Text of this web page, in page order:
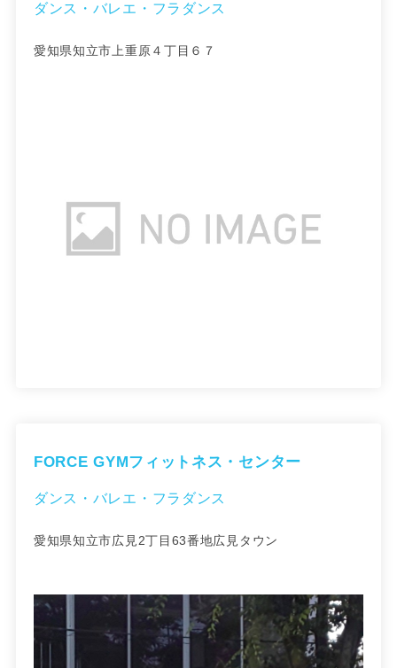
ダンス・バレエ・フラダンス
愛知県知立市上重原４丁目６７
FORCE GYMフィットネス・センター
ダンス・バレエ・フラダンス
愛知県知立市広見2丁目63番地広見タウン